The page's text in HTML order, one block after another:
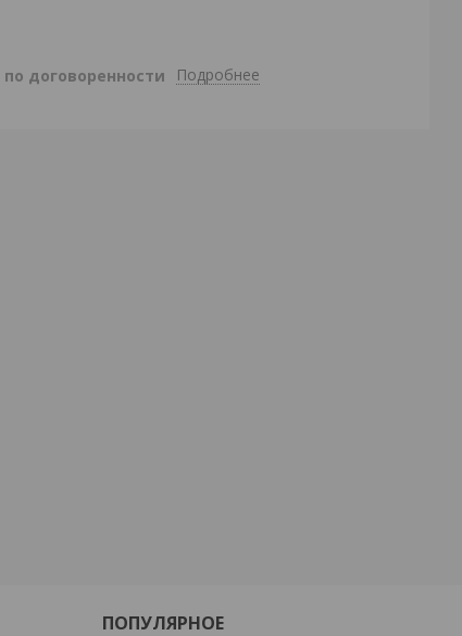
по договоренности Подробнее
ПОПУЛЯРНОЕ